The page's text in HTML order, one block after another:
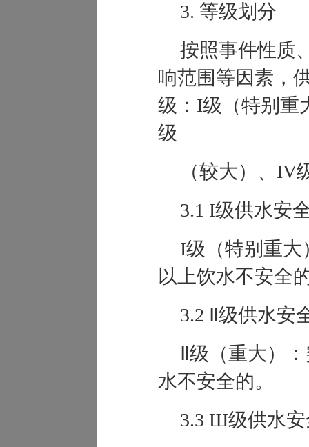
3. 等级划分
按照事件性质
响范围等因素，
级：I级（特别重
级
（较大）、IV
3.1 I级供水安
I级（特别重大
以上饮水不安全
3.2 Ⅱ级供水安
Ⅱ级（重大）
水不安全的。
3.3 Ш级供水